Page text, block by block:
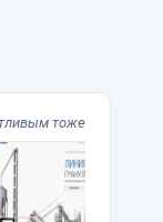
тоже